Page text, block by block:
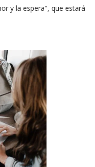
y la espera", que estará